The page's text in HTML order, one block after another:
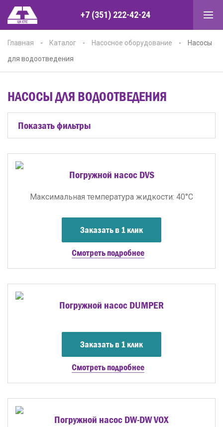
+7 (351) 222-42-24
Главная - Каталог - Насосное оборудование -
Насосы
для водоотведения
НАСОСЫ ДЛЯ ВОДООТВЕДЕНИЯ
Показать фильтры
Погружной насос DVS
Максимальная температура жидкости: 40°C
Заказать в 1 клик
Смотреть подробнее
Погружной насос DUMPER
Заказать в 1 клик
Смотреть подробнее
Погружной насос DW-DW VOX